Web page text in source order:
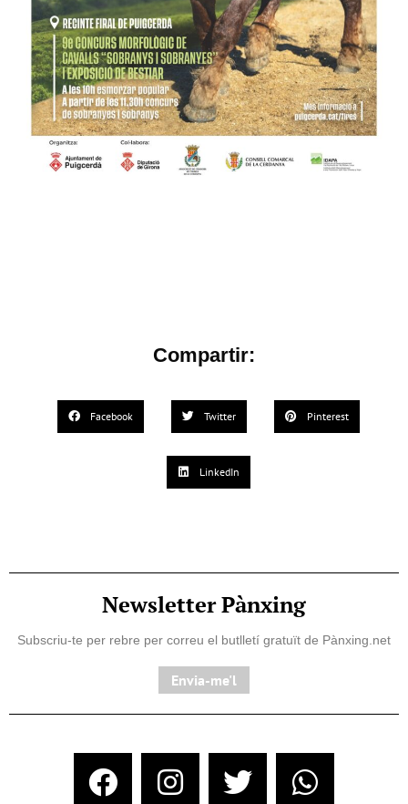
Compartir:
Facebook Twitter Pinterest
LinkedIn
Newsletter Pànxing
Subscriu-te per rebre per correu el butlletí gratuït de Pànxing.net​
Envia-me'l